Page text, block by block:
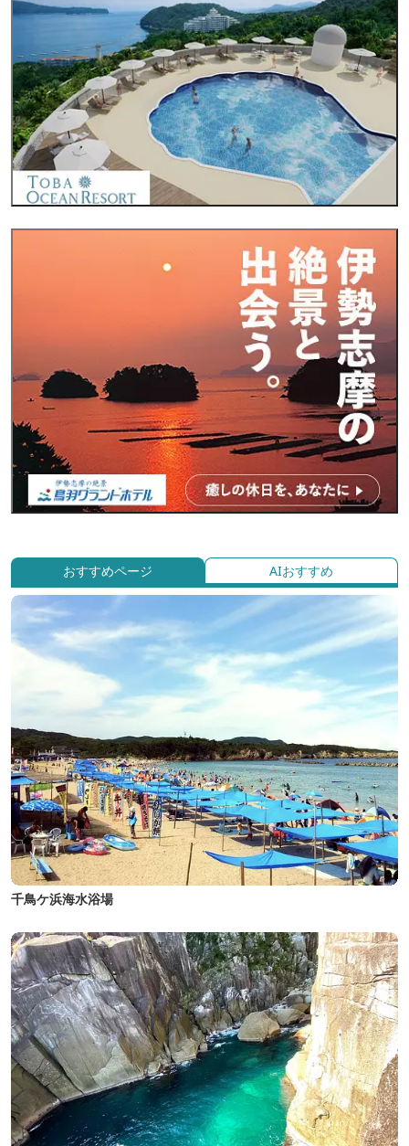
おすすめページ AIおすすめ
千鳥ケ浜海水浴場